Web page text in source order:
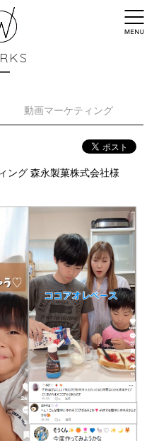
動画マーケティング
ング 森永製菓株式会社様